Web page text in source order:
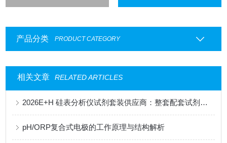
产品分类 PRODUCT CATEGORY
相关文章 RELATED ARTICLES
2026E+H 硅表分析仪试剂套装供应商：整套配套试剂，适配电厂在线监测场景
pH/ORP复合式电极的工作原理与结构解析